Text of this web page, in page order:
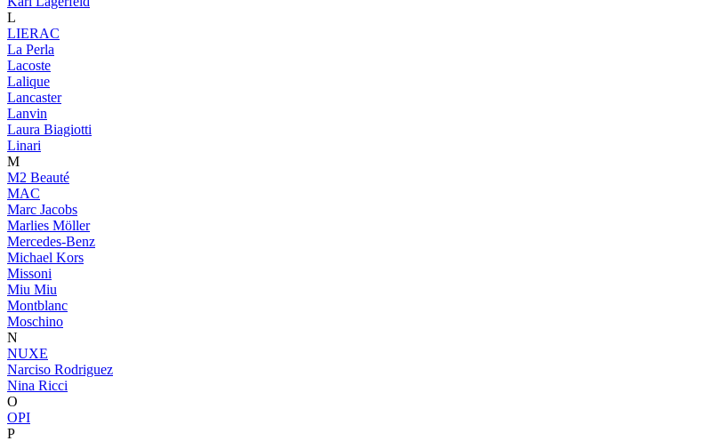
L
LIERAC
La Perla
Lacoste
Lalique
Lancaster
Lanvin
Laura Biagiotti
Linari
M
M2 Beauté
MAC
Marc Jacobs
Marlies Möller
Mercedes-Benz
Michael Kors
Missoni
Miu Miu
Montblanc
Moschino
N
NUXE
Narciso Rodriguez
Nina Ricci
O
OPI
P